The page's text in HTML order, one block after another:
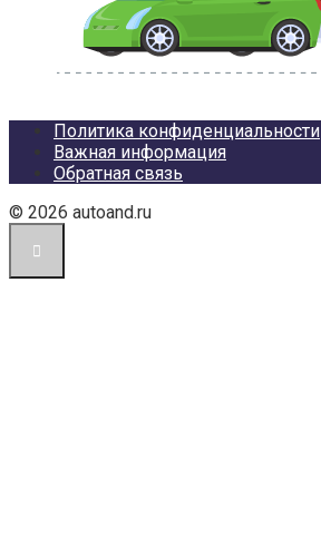
Политика конфиденциальности
Важная информация
Обратная связь
© 2026 autoand.ru